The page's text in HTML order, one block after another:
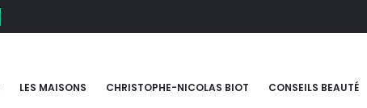
LES MAISONS CHRISTOPHE-NICOLAS BIOT CONSEILS BEAUTÉ